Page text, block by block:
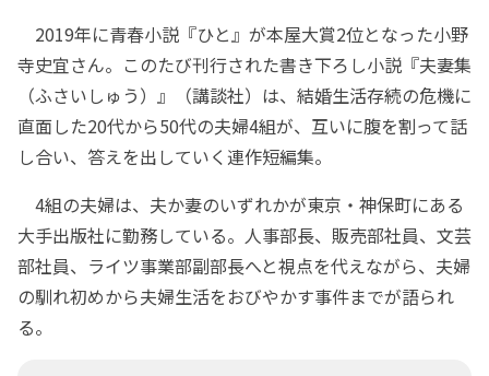
2019年に青春小説『ひと』が本屋大賞2位となった小野
寺史宜さん。このたび刊行された書き下ろし小説『夫妻集
（ふさいしゅう）』（講談社）は、結婚生活存続の危機に
直面した20代から50代の夫婦4組が、互いに腹を割って話
し合い、答えを出していく連作短編集。
4組の夫婦は、夫か妻のいずれかが東京・神保町にある
大手出版社に勤務している。人事部長、販売部社員、文芸
部社員、ライツ事業部副部長へと視点を代えながら、夫婦
の馴れ初めから夫婦生活をおびやかす事件までが語られ
る。